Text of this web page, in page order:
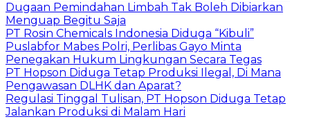
Dugaan Pemindahan Limbah Tak Boleh Dibiarkan
Menguap Begitu Saja
PT Rosin Chemicals Indonesia Diduga “Kibuli”
Puslabfor Mabes Polri, Perlibas Gayo Minta
Penegakan Hukum Lingkungan Secara Tegas
PT Hopson Diduga Tetap Produksi Ilegal, Di Mana
Pengawasan DLHK dan Aparat?
Regulasi Tinggal Tulisan, PT Hopson Diduga Tetap
Jalankan Produksi di Malam Hari